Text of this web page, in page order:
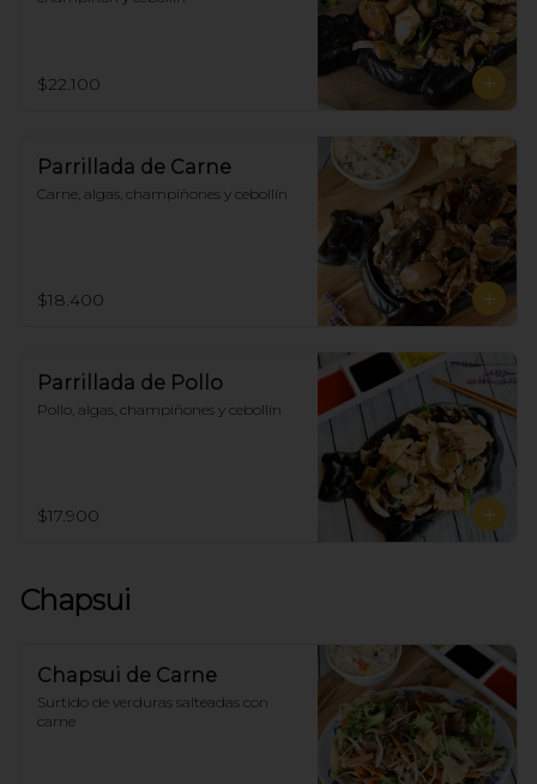
$22.100
Parrillada de Carne
Carne, algas, champiñones y cebollín
$18.400
Parrillada de Pollo
Pollo, algas, champiñones y cebollín
$17.900
Chapsui
Chapsui de Carne
Surtido de verduras salteadas con
carne